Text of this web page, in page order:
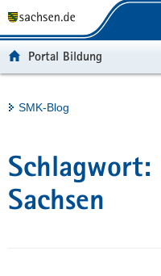
t
e
r
g
r
u
h
a
l
t
e
v
e
Portalübergreifende
Portal Bildung
Hauptinhalt
SMK-Blog
Schlagwort:
Sachsen